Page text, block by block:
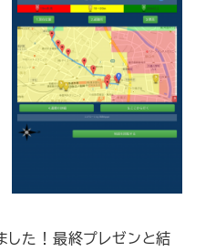
した！最終プレゼンと結